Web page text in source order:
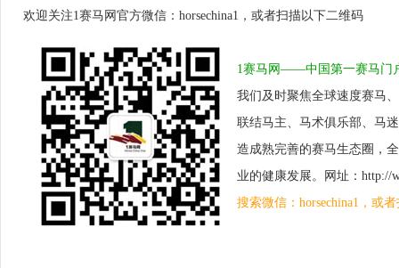
欢迎关注1赛马网官方微信：horsechina1，或者扫描以下二维码
1赛马网——中国第一赛马门
我们及时聚焦全球速度赛马
联结马主、马术俱乐部、马
造成熟完善的赛马生态圈，
业的健康发展。网址：http://
搜索微信：horsechina1，或